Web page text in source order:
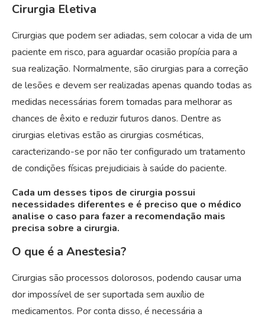
Cirurgia Eletiva
Cirurgias que podem ser adiadas, sem colocar a vida de um
paciente em risco, para aguardar ocasião propícia para a
sua realização. Normalmente, são cirurgias para a correção
de lesões e devem ser realizadas apenas quando todas as
medidas necessárias forem tomadas para melhorar as
chances de êxito e reduzir futuros danos. Dentre as
cirurgias eletivas estão as cirurgias cosméticas,
caracterizando-se por não ter configurado um tratamento
de condições físicas prejudiciais à saúde do paciente.
Cada um desses tipos de cirurgia possui
necessidades diferentes e é preciso que o médico
analise o caso para fazer a recomendação mais
precisa sobre a cirurgia.
O que é a Anestesia?
Cirurgias são processos dolorosos, podendo causar uma
dor impossível de ser suportada sem auxílio de
medicamentos. Por conta disso, é necessária a